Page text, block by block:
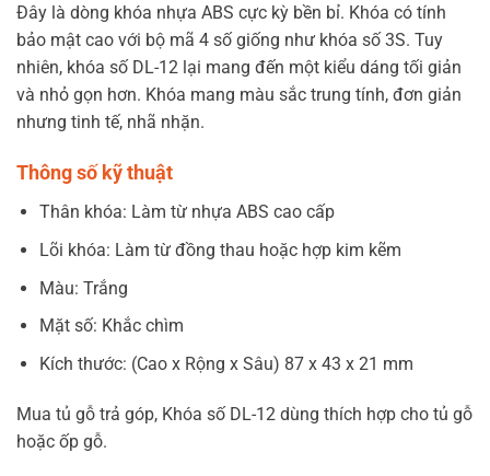
Đây là dòng khóa nhựa ABS cực kỳ bền bỉ. Khóa có tính
bảo mật cao với bộ mã 4 số giống như khóa số 3S. Tuy
nhiên, khóa số DL-12 lại mang đến một kiểu dáng tối giản
và nhỏ gọn hơn. Khóa mang màu sắc trung tính, đơn giản
nhưng tinh tế, nhã nhặn.
Thông số kỹ thuật
Thân khóa: Làm từ nhựa ABS cao cấp
Lõi khóa: Làm từ đồng thau hoặc hợp kim kẽm
Màu: Trắng
Mặt số: Khắc chìm
Kích thước: (Cao x Rộng x Sâu) 87 x 43 x 21 mm
Mua tủ gỗ trả góp, Khóa số DL-12 dùng thích hợp cho tủ gỗ
hoặc ốp gỗ.